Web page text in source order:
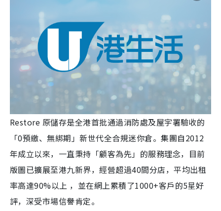
Restore 原儲存是全港首批通過消防處及屋宇署驗收的
「0預繳、無綁期」新世代全合規迷你倉。集團自2012
年成立以來，一直秉持「顧客為先」的服務理念，目前
版圖已擴展至港九新界，經營超過40間分店，平均出租
率高達90%以上 ，並在網上累積了1000+客戶的5星好
評，深受市場信譽肯定。